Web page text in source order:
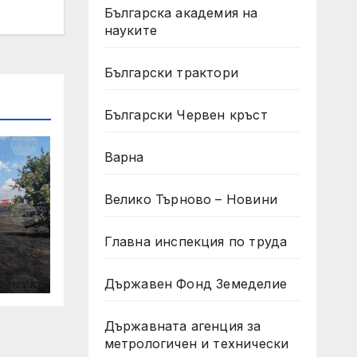
Българска академия на
науките
Български трактори
Български Червен кръст
Варна
Велико Търново – Новини
Главна инспекция по труда
Държавен Фонд Земеделие
Държавната агенция за
метрологичен и технически